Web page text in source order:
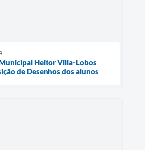
Heitor Villa-Lobos
de Desenhos dos alunos